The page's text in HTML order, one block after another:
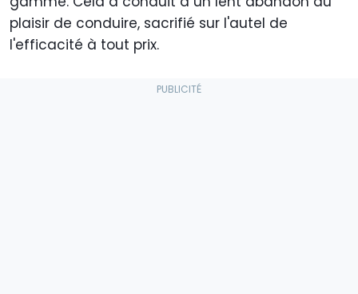
plaisir de conduire, sacrifié sur l'autel de
l'efficacité à tout prix.